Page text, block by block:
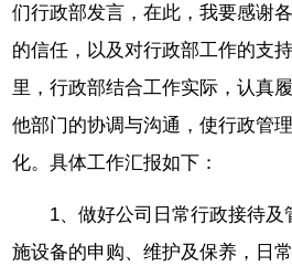
们行政部发言，在此，我要感谢
的信任，以及对行政部工作的支
里，行政部结合工作实际，认真
他部门的协调与沟通，使行政管
化。具体工作汇报如下：
1、做好公司日常行政接待
施设备的申购、维护及保养，日